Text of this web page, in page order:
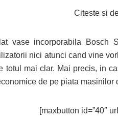
Citeste si
vase incorporabila
nici atunci cand vine
totul mai clar. Mai precis, in
de pe piata masinilor
[maxbutton id=”40″